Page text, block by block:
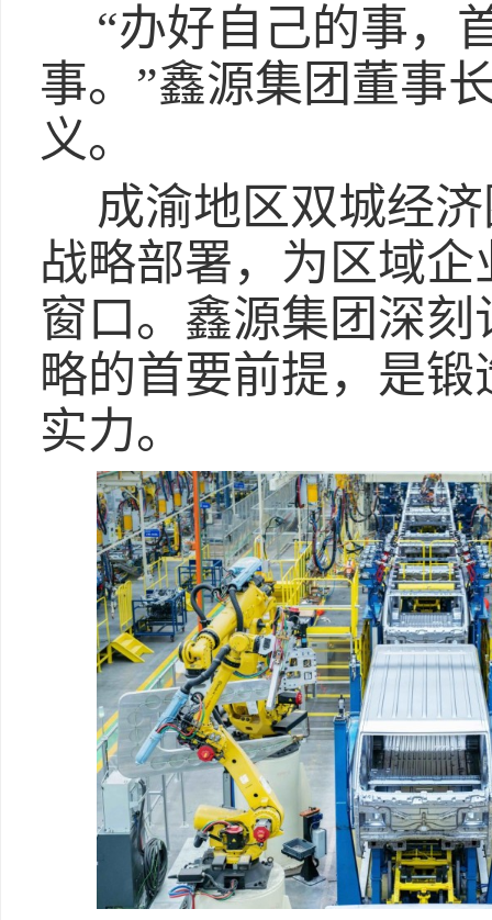
“办好自己的事，
事。”鑫源集团董事
义。
成渝地区双城经
战略部署，为区域
窗口。鑫源集团深
略的首要前提，是
实力。